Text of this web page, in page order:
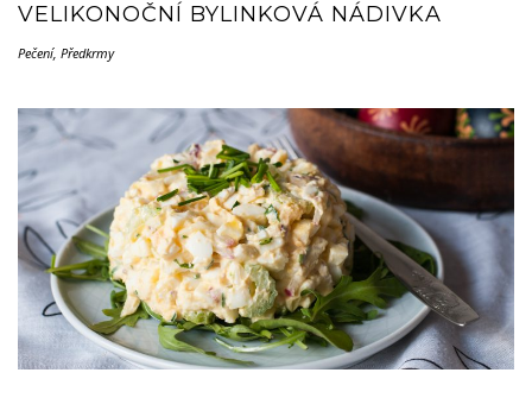
VELIKONOČNÍ BYLINKOVÁ NÁDIVKA
Pečení, Předkrmy